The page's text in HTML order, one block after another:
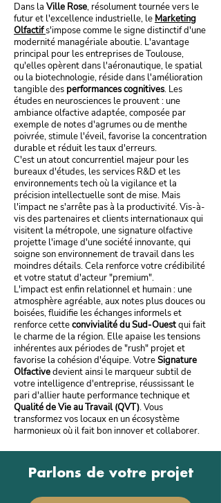
Dans la Ville Rose, résolument tournée vers le
futur et l'excellence industrielle, le Marketing
Olfactifs'impose comme le signe distinctif d'une
modernité managériale aboutie. L'avantage
principal pour les entreprises de Toulouse,
qu'elles opèrent dans l'aéronautique, le spatial
ou la biotechnologie, réside dans l'amélioration
tangible des performances cognitives. Les
études en neurosciences le prouvent : une
ambiance olfactive adaptée, composée par
exemple de notes d'agrumes ou de menthe
poivrée, stimule l'éveil, favorise la concentration
durable et réduit les taux d'erreurs.
C'est un atout concurrentiel majeur pour les
bureaux d'études, les services R&D et les
environnements tech où la vigilance et la
précision intellectuelle sont de mise. Mais
l'impact ne s'arrête pas à la productivité. Vis-à-
vis des partenaires et clients internationaux qui
visitent la métropole, une signature olfactive
projette l'image d'une société innovante, qui
soigne son environnement de travail dans les
moindres détails. Cela renforce votre crédibilité
et votre statut d'acteur "premium".
L'impact est enfin relationnel et humain : une
atmosphère agréable, aux notes plus douces ou
boisées, fluidifie les échanges informels et
renforce cetteconvivialité du Sud-Ouestqui fait
le charme de la région. Elle apaise les tensions
inhérentes aux périodes de "rush" projet et
favorise la cohésion d'équipe. VotreSignature
Olfactivedevient ainsi le marqueur subtil de
votre intelligence d'entreprise, réussissant le
pari d'allier haute performance technique et
Qualité de Vie au Travail (QVT). Vous
transformez vos locaux en un écosystème
harmonieux où il fait bon innover et collaborer.
Parlons de votre projet